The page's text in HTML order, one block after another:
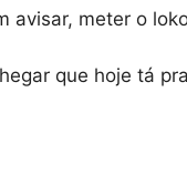
avisar, meter o
que hoje tá